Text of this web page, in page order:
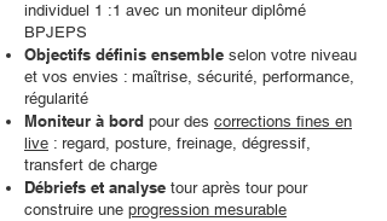
individuel 1 :1 avec un moniteur diplômé
BPJEPS
Objectifs définis ensemble selon votre niveau
et vos envies : maîtrise, sécurité, performance,
régularité
Moniteur à bord pour des corrections fines en
live : regard, posture, freinage, dégressif,
transfert de charge
Débriefs et analyse tour après tour pour
construire une progression mesurable